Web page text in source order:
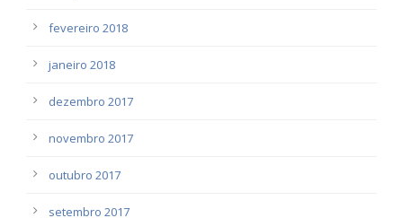
fevereiro 2018
janeiro 2018
dezembro 2017
novembro 2017
outubro 2017
setembro 2017